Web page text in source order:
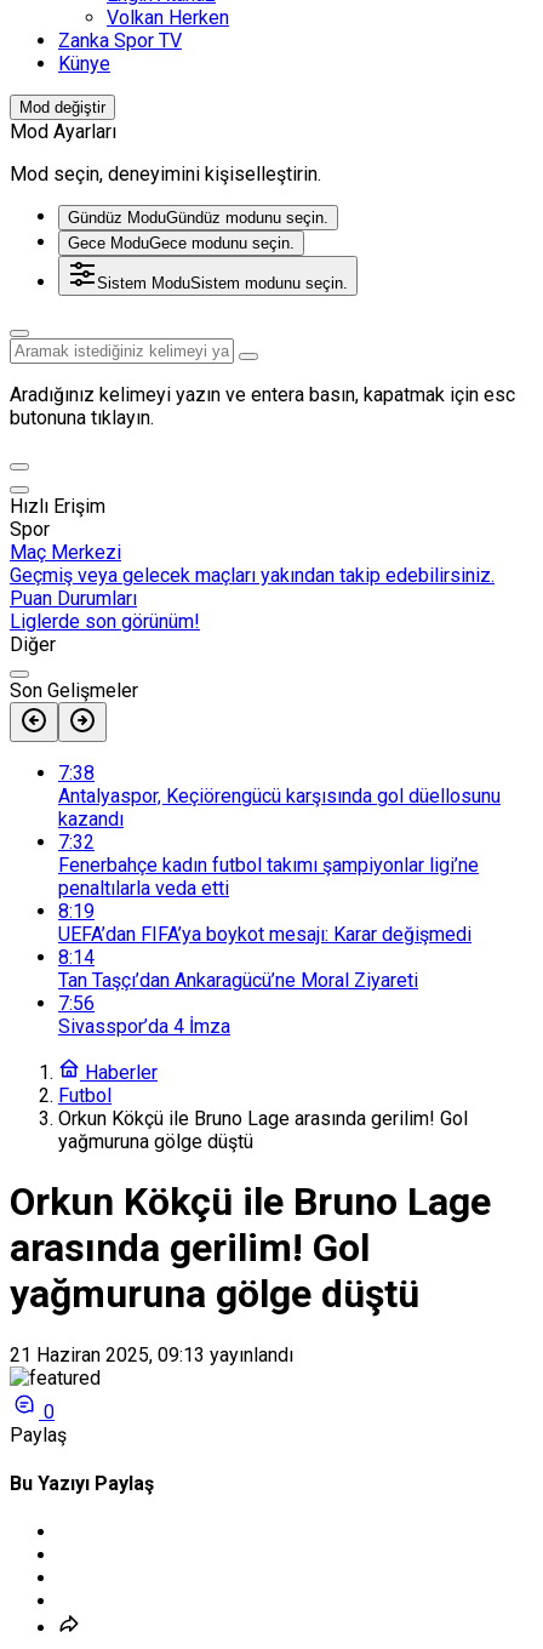
Volkan Herken
Zanka Spor TV
Künye
Mod değiştir
Mod Ayarları
Mod seçin, deneyimini kişiselleştirin.
Gündüz ModuGündüz modunu seçin.
Gece ModuGece modunu seçin.
Sistem ModuSistem modunu seçin.
Aradığınız kelimeyi yazın ve entera basın, kapatmak için esc
butonuna tıklayın.
Hızlı Erişim
Spor
Maç Merkezi
Geçmiş veya gelecek maçları yakından takip edebilirsiniz.
Puan Durumları
Liglerde son görünüm!
Diğer
Son Gelişmeler
7:38
Antalyaspor, Keçiörengücü karşısında gol düellosunu
kazandı
7:32
Fenerbahçe kadın futbol takımı şampiyonlar ligi’ne
penaltılarla veda etti
8:19
UEFA’dan FIFA’ya boykot mesajı: Karar değişmedi
8:14
Tan Taşçı’dan Ankaragücü’ne Moral Ziyareti
7:56
Sivasspor’da 4 İmza
Haberler
Futbol
Orkun Kökçü ile Bruno Lage arasında gerilim! Gol
yağmuruna gölge düştü
Orkun Kökçü ile Bruno Lage
arasında gerilim! Gol
yağmuruna gölge düştü
21 Haziran 2025, 09:13 yayınlandı
0
Paylaş
Bu Yazıyı Paylaş